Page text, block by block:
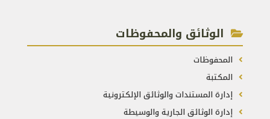
الوثائق والمحفوظات
المحفوظات
المكتبة
إدارة المستندات والوثائق الإلكترونية
إدارة الوثائق الجارية والوسيطة